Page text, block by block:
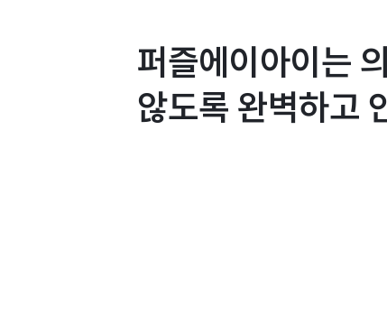
퍼즐에이아이는
않도록 완벽하고